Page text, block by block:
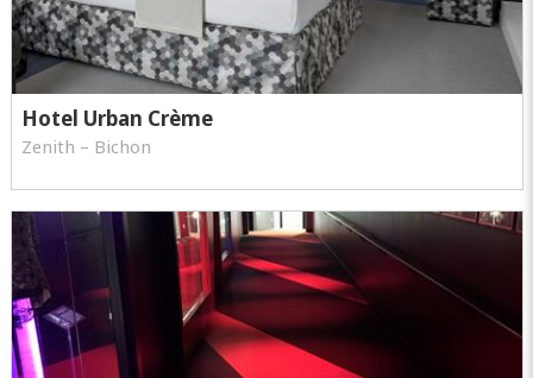
Hotel Urban Crème
Zenith – Bichon